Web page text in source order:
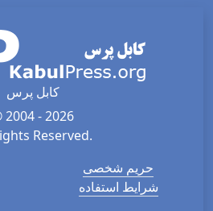
کابل پرس
2004 - 2026
Reserved.
حریم شخصی
شرایط استفاده